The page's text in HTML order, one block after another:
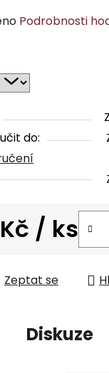
Podrobnosti
do:
/ ks
Zeptat se
Diskuze